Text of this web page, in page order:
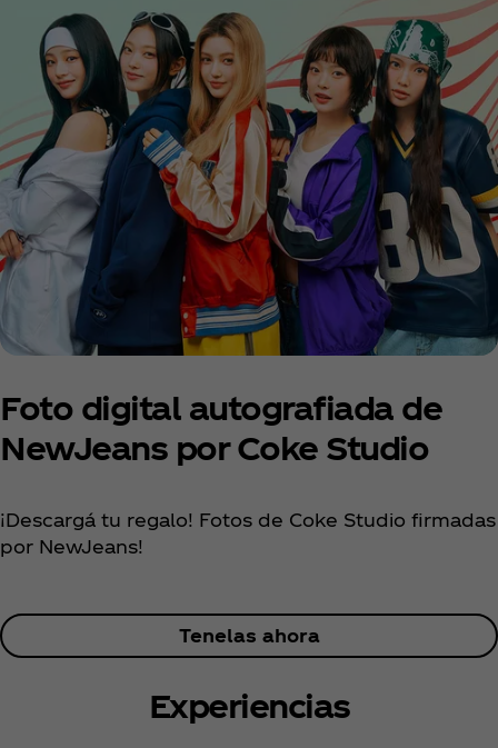
Foto digital autografiada de
NewJeans por Coke Studio
¡Descargá tu regalo! Fotos de Coke Studio firmadas
por NewJeans!
Tenelas ahora
Experiencias